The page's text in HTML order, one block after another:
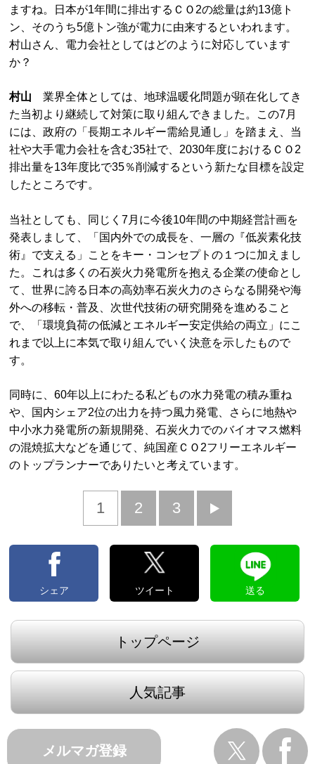
ますね。日本が1年間に排出するＣＯ2の総量は約13億ト
ン、そのうち5億トン強が電力に由来するといわれます。
村山さん、電力会社としてはどのように対応しています
か？
村山 業界全体としては、地球温暖化問題が顕在化してき
た当初より継続して対策に取り組んできました。この7月
には、政府の「長期エネルギー需給見通し」を踏まえ、当
社や大手電力会社を含む35社で、2030年度におけるＣＯ2
排出量を13年度比で35％削減するという新たな目標を設定
したところです。
当社としても、同じく7月に今後10年間の中期経営計画を
発表しまして、「国内外での成長を、一層の『低炭素化技
術』で支える」ことをキー・コンセプトの１つに加えまし
た。これは多くの石炭火力発電所を抱える企業の使命とし
て、世界に誇る日本の高効率石炭火力のさらなる開発や海
外への移転・普及、次世代技術の研究開発を進めること
で、「環境負荷の低減とエネルギー安定供給の両立」にこ
れまで以上に本気で取り組んでいく決意を示したもので
す。
同時に、60年以上にわたる私どもの水力発電の積み重ね
や、国内シェア2位の出力を持つ風力発電、さらに地熱や
中小水力発電所の新規開発、石炭火力でのバイオマス燃料
の混焼拡大などを通じて、純国産ＣＯ2フリーエネルギー
のトップランナーでありたいと考えています。
1 2 3
へ
シェア ツイート 送る
トップページ
人気記事
メルマガ登録